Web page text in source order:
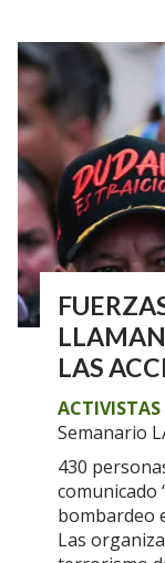
LAS
Semanario
ACTIVISTAS
430
comunicado
bombardeo
Las